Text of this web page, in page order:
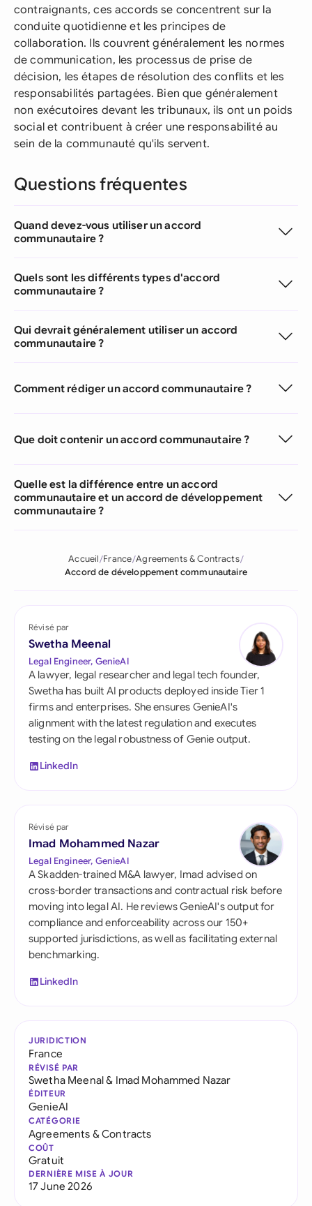
contraignants, ces accords se concentrent sur la
conduite quotidienne et les principes de
collaboration. Ils couvrent généralement les normes
de communication, les processus de prise de
décision, les étapes de résolution des conflits et les
responsabilités partagées. Bien que généralement
non exécutoires devant les tribunaux, ils ont un poids
social et contribuent à créer une responsabilité au
sein de la communauté qu'ils servent.
Questions fréquentes
Quand devez-vous utiliser un accord
communautaire ?
Quels sont les différents types d'accord
communautaire ?
Qui devrait généralement utiliser un accord
communautaire ?
Comment rédiger un accord communautaire ?
Que doit contenir un accord communautaire ?
Quelle est la différence entre un accord
communautaire et un accord de développement
communautaire ?
Accueil France Agreements & Contracts
Accord de développement communautaire
Révisé par
Swetha Meenal
Legal Engineer, GenieAI
A lawyer, legal researcher and legal tech founder,
Swetha has built AI products deployed inside Tier 1
firms and enterprises. She ensures GenieAI's
alignment with the latest regulation and executes
testing on the legal robustness of Genie output.
LinkedIn
Révisé par
Imad Mohammed Nazar
Legal Engineer, GenieAI
A Skadden-trained M&A lawyer, Imad advised on
cross-border transactions and contractual risk before
moving into legal AI. He reviews GenieAI's output for
compliance and enforceability across our 150+
supported jurisdictions, as well as facilitating external
benchmarking.
LinkedIn
JURIDICTION
France
RÉVISÉ PAR
Swetha Meenal& Imad Mohammed Nazar
ÉDITEUR
GenieAI
CATÉGORIE
Agreements & Contracts
COÛT
Gratuit
DERNIÈRE MISE À JOUR
17 June 2026